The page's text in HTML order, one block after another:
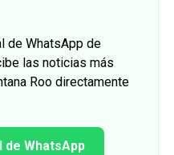
de WhatsApp de
las noticias más
Roo directamente
de WhatsApp